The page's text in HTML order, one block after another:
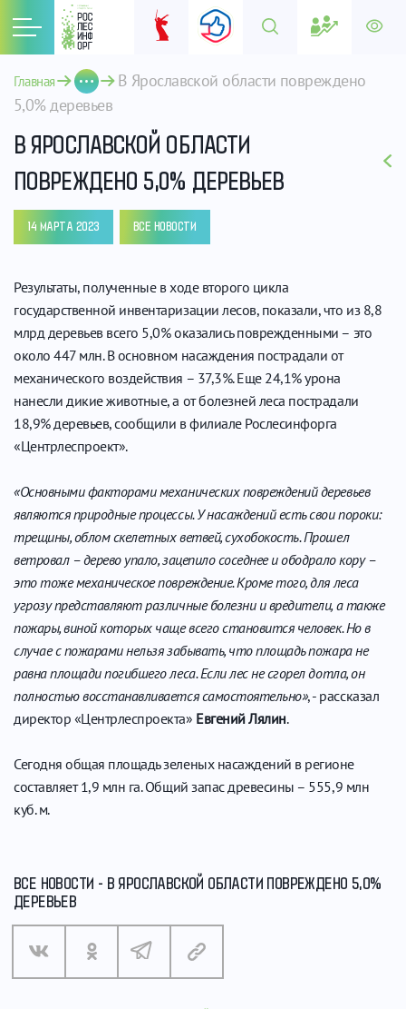
Главная
В Ярославской области повреждено
5,0% деревьев
В ЯРОСЛАВСКОЙ ОБЛАСТИ
ПОВРЕЖДЕНО 5,0% ДЕРЕВЬЕВ
14 МАРТА 2023 ВСЕ НОВОСТИ
Результаты, полученные в ходе второго цикла
государственной инвентаризации лесов, показали, что из 8,8
млрд деревьев всего 5,0% оказались поврежденными – это
около 447 млн. В основном насаждения пострадали от
механического воздействия – 37,3%. Еще 24,1% урона
нанесли дикие животные, а от болезней леса пострадали
18,9% деревьев, сообщили в филиале Рослесинфорга
«Центрлеспроект».
«Основными факторами механических повреждений деревьев
являются природные процессы. У насаждений есть свои пороки:
трещины, облом скелетных ветвей, сухобокость. Прошел
ветровал – дерево упало, зацепило соседнее и ободрало кору –
это тоже механическое повреждение. Кроме того, для леса
угрозу представляют различные болезни и вредители, а также
пожары, виной которых чаще всего становится человек. Но в
случае с пожарами нельзя забывать, что площадь пожара не
равна площади погибшего леса. Если лес не сгорел дотла, он
полностью восстанавливается самостоятельно», - рассказал
директор «Центрлеспроекта» Евгений Лялин.
Сегодня общая площадь зеленых насаждений в регионе
составляет 1,9 млн га. Общий запас древесины – 555,9 млн
куб. м.
ВСЕ НОВОСТИ - В ЯРОСЛАВСКОЙ ОБЛАСТИ ПОВРЕЖДЕНО 5,0%
ДЕРЕВЬЕВ